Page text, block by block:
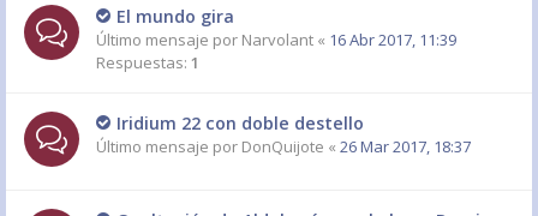
El mundo gira
Último mensaje por Narvolant « 16 Abr 2017, 11:39
Respuestas: 1
Iridium 22 con doble destello
Último mensaje por DonQuijote « 26 Mar 2017, 18:37